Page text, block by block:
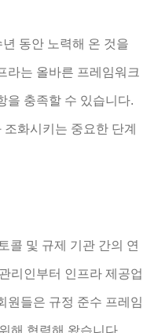
동안 노력해 온 것을
라는 올바른 프레임워크
을 충족할 수 있습니다.
화시키는 중요한 단계
콜 및 규제 기관 간의 연
리인부터 인프라 제공업
원들은 규정 준수 프레임